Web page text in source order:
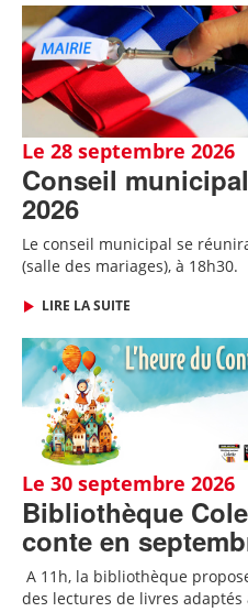
Le 28 septembre 2026
Conseil
2026
Le conseil municipal se
(salle des mariages), à 18h30.
LIRE LA SUITE
Le 30 septembre 2026
Bibliothèque
conte en
A 11h, la bibliothèque
des lectures de livres adaptés